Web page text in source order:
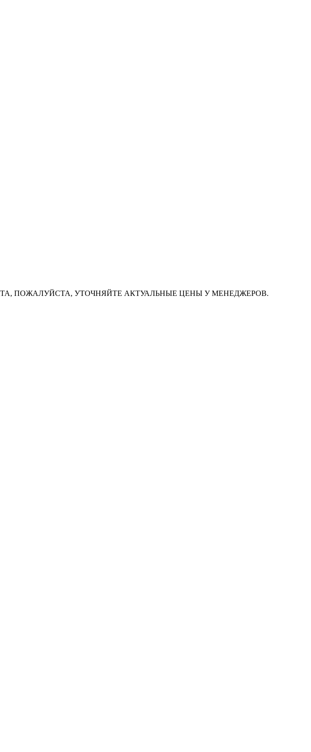
ПОЖАЛУЙСТА, УТОЧНЯЙТЕ АКТУАЛЬНЫЕ ЦЕНЫ У МЕНЕДЖЕРОВ.